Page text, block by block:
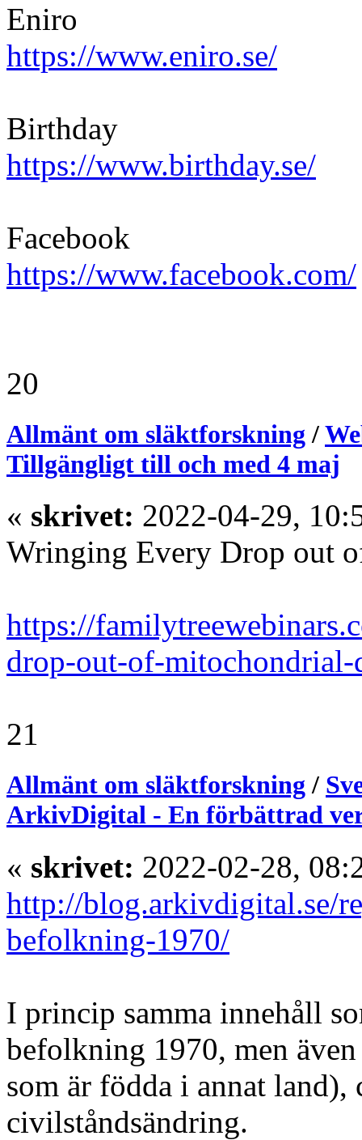
Eniro
https://www.eniro.se/
Birthday
https://www.birthday.se/
Facebook
https://www.facebook.com/
20
Allmänt om släktforskning /
Tillgängligt till och med 4 maj
« skrivet: 2022-04-29,
Wringing Every Drop out
https://
drop-out-of-mitochondrial-
21
Allmänt om släktforskning/
ArkivDigital - En förbättrad
« skrivet: 2022-02-28,
http://blog.arkivdigital.se/
befolkning-1970/
I princip samma innehåll
befolkning 1970, men
som är födda i annat
civilståndsändring.